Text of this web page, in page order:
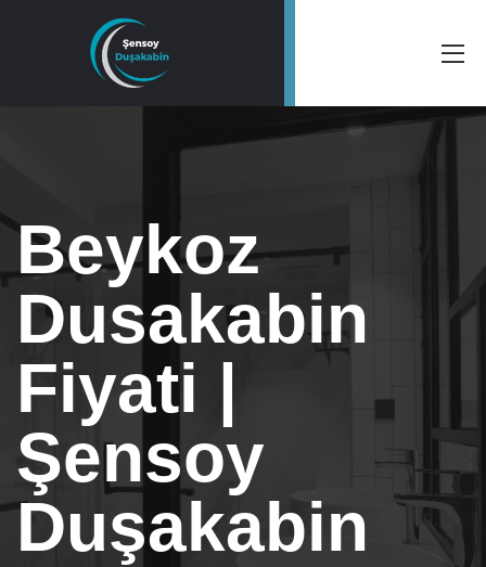
Beykoz
Dusakabin
Fiyati |
Şensoy
Duşakabin